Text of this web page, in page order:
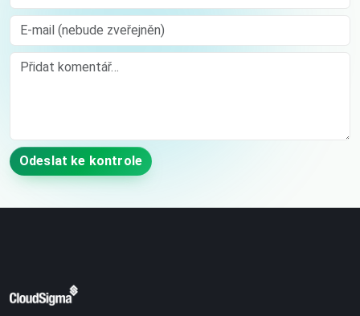
E-mail (nebude zveřejněn)
Comment
Odeslat ke kontrole